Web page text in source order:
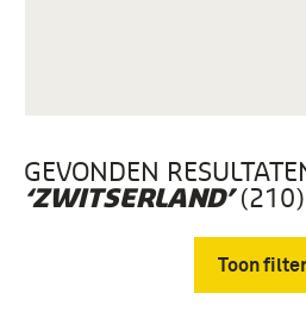
GEVONDEN
‘ZWITSERLAND’(210)
Toon